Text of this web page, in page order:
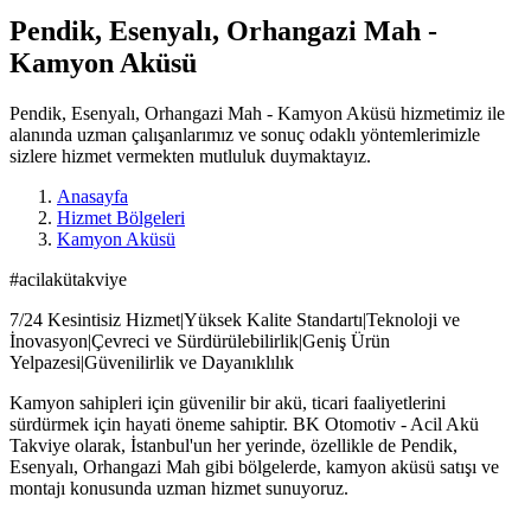
Pendik, Esenyalı, Orhangazi Mah -
Kamyon Aküsü
Pendik, Esenyalı, Orhangazi Mah - Kamyon Aküsü hizmetimiz ile
alanında uzman çalışanlarımız ve sonuç odaklı yöntemlerimizle
sizlere hizmet vermekten mutluluk duymaktayız.
Anasayfa
Hizmet Bölgeleri
Kamyon Aküsü
#acilakütakviye
7/24 Kesintisiz Hizmet|Yüksek Kalite Standartı|Teknoloji ve
İnovasyon|Çevreci ve Sürdürülebilirlik|Geniş Ürün
Yelpazesi|Güvenilirlik ve Dayanıklılık
Kamyon sahipleri için güvenilir bir akü, ticari faaliyetlerini
sürdürmek için hayati öneme sahiptir. BK Otomotiv - Acil Akü
Takviye olarak, İstanbul'un her yerinde, özellikle de Pendik,
Esenyalı, Orhangazi Mah gibi bölgelerde, kamyon aküsü satışı ve
montajı konusunda uzman hizmet sunuyoruz.